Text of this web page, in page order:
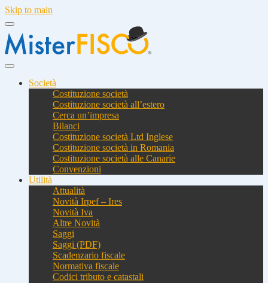
Skip to main
Società
Costituzione società
Costituzione società all’estero
Cerca un’impresa
Bilanci
Costituzione società Ltd Inglese
Costituzione società in Romania
Costituzione società alle Canarie
Convenzioni
Utilità
Attualità
Novità Irpef – Ires
Novità Iva
Altre Novità
Saggi
Saggi (PDF)
Scadenzario fiscale
Normativa fiscale
Codici tributo e catastali